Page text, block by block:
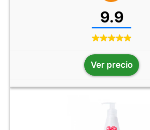
9.9
Ver precio